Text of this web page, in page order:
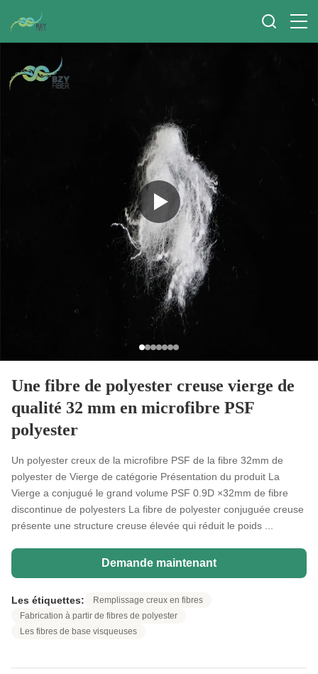
Une fibre de polyester creuse vierge de
qualité 32 mm en microfibre PSF
polyester
Un polyester creux de la microfibre PSF de la fibre 32mm de
polyester de Vierge de catégorie Présentation du produit La
Vierge a conjugué le grand volume PSF 0.9D ×32mm de fibre
discontinue de polyesters La fibre de polyester conjuguée creuse
présente une structure creuse élevée qui réduit le poids ...
Demande maintenant
Les étiquettes:
Remplissage creux en fibres
Fabrication à partir de fibres de polyester
Les fibres de base visqueuses